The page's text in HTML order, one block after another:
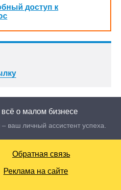
доступ к
о малом бизнесе
ваш личный ассистент успеха.
Обратная связь
Реклама на сайте